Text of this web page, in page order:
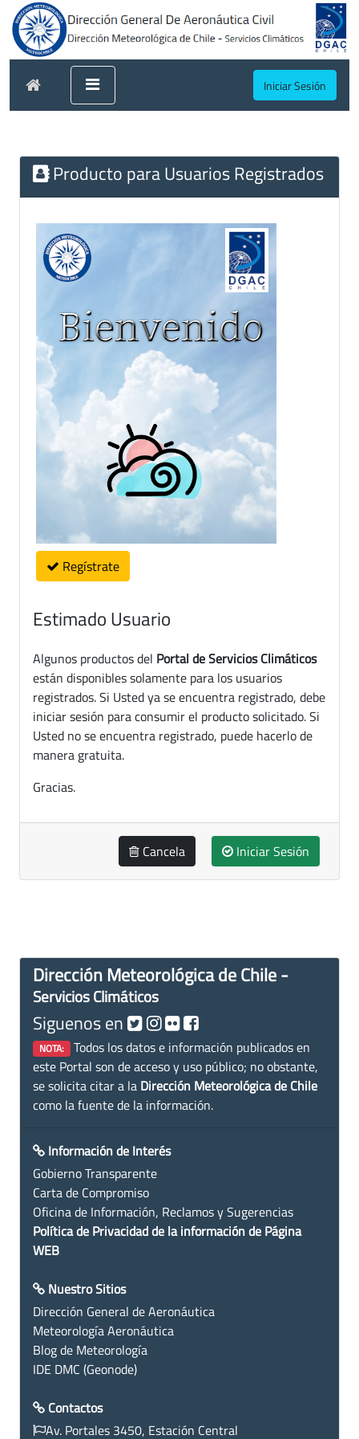
Iniciar Sesión
Producto para Usuarios Registrados
Regístrate
Estimado Usuario
Algunos productos del Portal de Servicios Climáticos
están disponibles solamente para los usuarios
registrados. Si Usted ya se encuentra registrado, debe
iniciar sesión para consumir el producto solicitado. Si
Usted no se encuentra registrado, puede hacerlo de
manera gratuita.
Gracias.
Cancela Iniciar Sesión
Dirección Meteorológica de Chile -
Servicios Climáticos
Siguenos en
NOTA: Todos los datos e información publicados en
este Portal son de acceso y uso público; no obstante,
se solicita citar a la Dirección Meteorológica de Chile
como la fuente de la información.
Información de Interés
Gobierno Transparente
Carta de Compromiso
Oficina de Información, Reclamos y Sugerencias
Política de Privacidad de la información de Página
WEB
Nuestro Sitios
Dirección General de Aeronáutica
Meteorología Aeronáutica
Blog de Meteorología
IDE DMC (Geonode)
Contactos
Av. Portales 3450, Estación Central